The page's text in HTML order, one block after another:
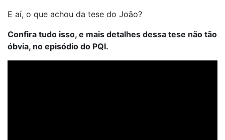
E aí, o que achou da tese do João?
Confira tudo isso, e mais detalhes dessa tese não tão
óbvia, no episódio do PQI.